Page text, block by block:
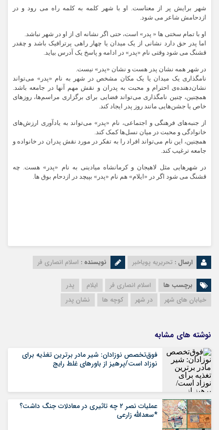
شهر برایش پر از معناست. او با شهر کلمه به کلمه راه می رود و در
ازدحامش شاعر می شود.
او با تمام سختی ها « پدر» است، حتی اگر نشانه ای از او در شهر نباشد.
اما پدر حق دارد نشانی از یک میدان یا چهار راهی پرترافیک باشد و چقدر
قشنگ می شود وقتی نام «پدر» در ادامه و پاسخ یک آدرس بیاید.
در شهر همه نشان پدر هست و نشان «پدر» نیست.
نامگذاری یک میدان یا یک مکان مشخص در شهر به نام «پدر» می‌تواند
نشان‌دهنده‌ی احترام و محبت به پدران و نقش مهم آنها در جامعه باشد.
همچنین، چنین نامگذاری می‌تواند فضایی برای برگزاری مراسم‌ها، روزهای
خاص یا جشن‌هایی مانند روز پدر ایجاد کند.
از جنبه‌های فرهنگی و اجتماعی، نام «پدر» می‌تواند به یادآوری ارزش‌های
خانوادگی و محبت در میان نسل‌ها کمک کند.
همچنین، این نام می‌تواند افراد را به تفکر در مورد نقش پدران در خانواده و
جامعه ترغیب کند.
در شهرهایی مثل لاهیجان و کرمانشاه میادینی به نام «پدر» هست. چه
قشنگ می شود اگر در «ایلام» هم نام «پدر» بپیچد در ازدحام بوق ها.
ارسال : تحریریه پویاخبر نویسنده : اسلام انصاری فر
برچسب ها اسلام انصاری فر ایلام
پدر
خیابان های شهر
در شهر کوچه ها نشان پدر
نوشته های مشابه
فوق‌تخصص نوزادان: شیر مادر برترین تغذیه برای
نوزاد است/پرهیز از باورهای غلط رایج
عملیات نصر ۲ چه تاثیری در معادلات جنگ داشت؟
*سعدالله زارعی